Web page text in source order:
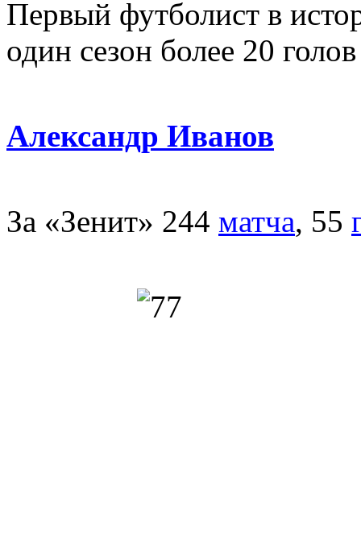
Первый футболист в
один сезон более 20 голов
Александр Иванов
За «Зенит» 244 матча, 55